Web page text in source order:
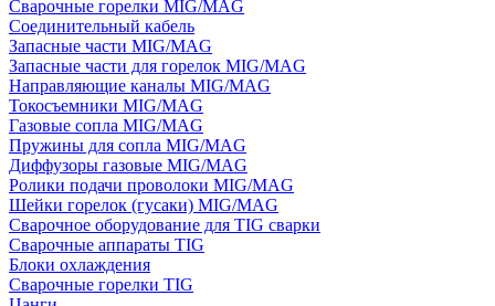
Сварочные горелки MIG/MAG
Соединительный кабель
Запасные части MIG/MAG
Запасные части для горелок MIG/MAG
Направляющие каналы MIG/MAG
Токосъемники MIG/MAG
Газовые сопла MIG/MAG
Пружины для сопла MIG/MAG
Диффузоры газовые MIG/MAG
Ролики подачи проволоки MIG/MAG
Шейки горелок (гусаки) MIG/MAG
Сварочное оборудование для TIG сварки
Сварочные аппараты TIG
Блоки охлаждения
Сварочные горелки TIG